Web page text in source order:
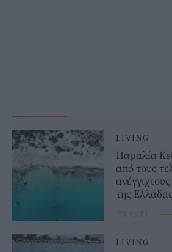
LIVING
Παραλία
από τους
της Ελλάδας
TRAVEL
LIVING